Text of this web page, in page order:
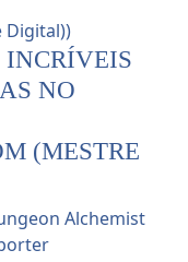
INCRÍVEIS
NO
(MESTRE